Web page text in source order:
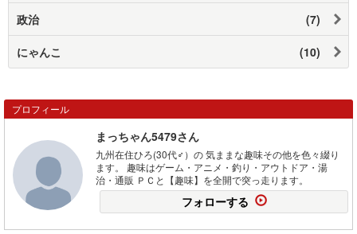
政治 (7)
にゃんこ (10)
プロフィール
まっちゃん5479さん
九州在住ひろ(30代♂）の 気ままな趣味その他を色々綴り
ます。 趣味はゲーム・アニメ・釣り・アウトドア・湯
治・通販 ＰＣと【趣味】を全開で突っ走ります。
フォローする